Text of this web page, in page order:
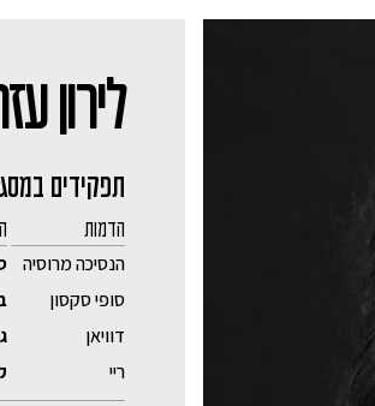
לירון
תפקידים
הדמות
הנסיכה מרוסיה
סופי סקסון
דוויאן
ריי